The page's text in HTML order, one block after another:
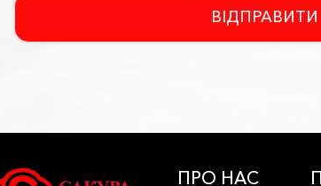
ВІДПРАВИТИ
ПРО НАС